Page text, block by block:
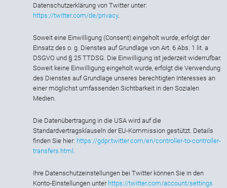
Datenschutzerklärung von Twitter unter:
https://twitter.com/de/privacy.
Soweit eine Einwilligung (Consent) eingeholt wurde, erfolgt der
Einsatz des o. g. Dienstes auf Grundlage von Art. 6 Abs. 1 lit. a
DSGVO und § 25 TTDSG. Die Einwilligung ist jederzeit widerrufbar.
Soweit keine Einwilligung eingeholt wurde, erfolgt die Verwendung
des Dienstes auf Grundlage unseres berechtigten Interesses an
einer möglichst umfassenden Sichtbarkeit in den Sozialen
Medien.
Die Datenübertragung in die USA wird auf die
Standardvertragsklauseln der EU-Kommission gestützt. Details
finden Sie hier: https://gdpr.twitter.com/en/controller-to-controller-
transfers.html .
Ihre Datenschutzeinstellungen bei Twitter können Sie in den
Konto-Einstellungen unter https://twitter.com/account/settings